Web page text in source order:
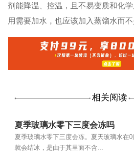
剂能降温、控温，且不易变质和化
用需要加水，也应该加入蒸馏水而不
相关阅读
夏季玻璃水零下三度会冻吗
夏季玻璃水零下三度会冻。夏天玻璃水在0
就会结冰，是由于其里面不含...